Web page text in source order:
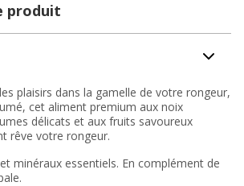
produit
plaisirs dans la gamelle de votre rongeur,
cet aliment premium aux noix
délicats et aux fruits savoureux
rêve votre rongeur.
minéraux essentiels. En complément de